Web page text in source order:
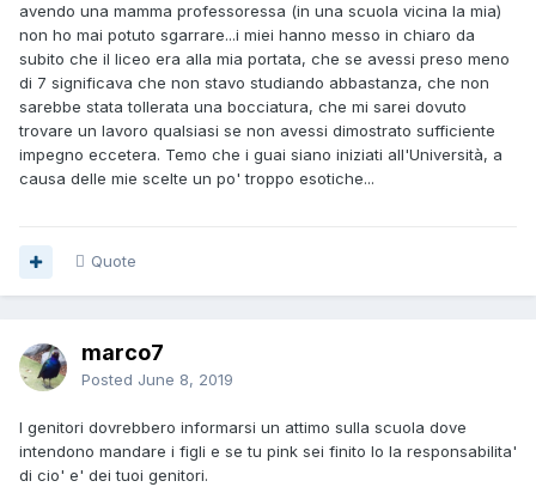
avendo una mamma professoressa (in una scuola vicina la mia)
non ho mai potuto sgarrare...i miei hanno messo in chiaro da
subito che il liceo era alla mia portata, che se avessi preso meno
di 7 significava che non stavo studiando abbastanza, che non
sarebbe stata tollerata una bocciatura, che mi sarei dovuto
trovare un lavoro qualsiasi se non avessi dimostrato sufficiente
impegno eccetera. Temo che i guai siano iniziati all'Università, a
causa delle mie scelte un po' troppo esotiche...
Quote
marco7
Posted June 8, 2019
I genitori dovrebbero informarsi un attimo sulla scuola dove
intendono mandare i figli e se tu pink sei finito lo la responsabilita'
di cio' e' dei tuoi genitori.